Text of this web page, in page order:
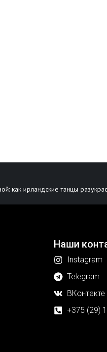
как ирландские танцы
Наши
Instagram
Telegram
ВКонтакте
+375 (29)